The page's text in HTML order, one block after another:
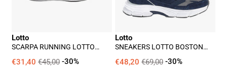
Nero
Lotto
SCARPA RUNNING LOTTO
NERO
€31,40 €45,00 -30%
-
Lotto
SNEAKERS LOTTO BOSTON
€48,20 €69,00 -30%